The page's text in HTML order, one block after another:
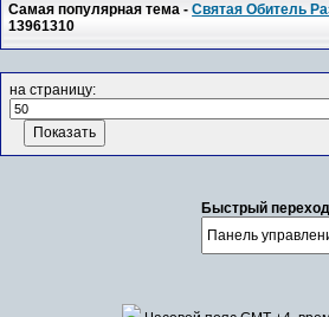
Самая популярная тема -Святая Обитель
13961310
на страницу:
Быстрый переход